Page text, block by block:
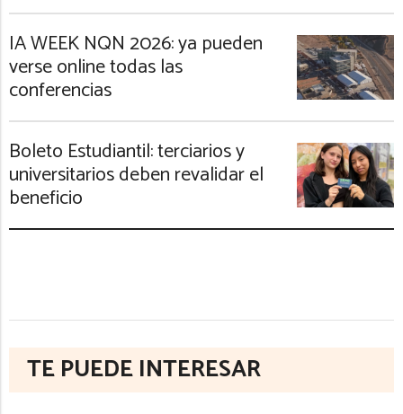
IA WEEK NQN 2026: ya pueden
verse online todas las
conferencias
Boleto Estudiantil: terciarios y
universitarios deben revalidar el
beneficio
TE PUEDE INTERESAR